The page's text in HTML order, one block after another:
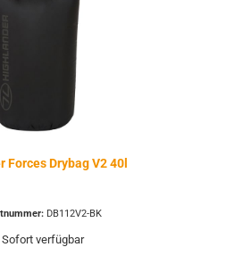
Forces Drybag V2 40l
DB112V2-BK
Sofort verfügbar